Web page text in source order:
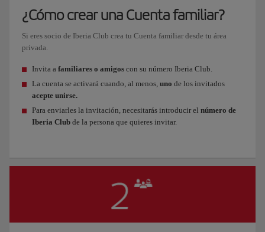
¿Cómo crear una Cuenta familiar?
Si eres socio de Iberia Club crea tu Cuenta familiar desde tu área
privada.
Invita a familiares o amigos con su número Iberia Club.
La cuenta se activará cuando, al menos, uno de los invitados
acepte unirse.
Para enviarles la invitación, necesitarás introducir el número de
Iberia Club de la persona que quieres invitar.